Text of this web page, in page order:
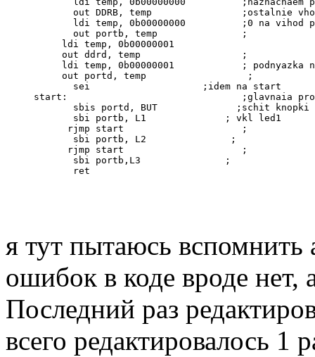
out DDRB, temp                ;ostalnie
ldi temp, 0b00000000          ;0 na vihod
out portb, temp               ;
ldi temp, 0b00000001
out ddrd, temp                  ;
ldi temp, 0b00000001            ; podnyazka
out portd, temp                  ;
sei                    ;idem na start
start:                               ;glavnaia
sbis portd, BUT              ;schit knopki
sbi portb, L1              ; vkl led1
rjmp start                     ;
sbi portb, L2               ;
rjmp start                     ;
sbi portb,L3               ;
ret
я тут пытаюсь вспомнить
ошибок в коде вроде нет,
Последний раз
всего редактировалось 1